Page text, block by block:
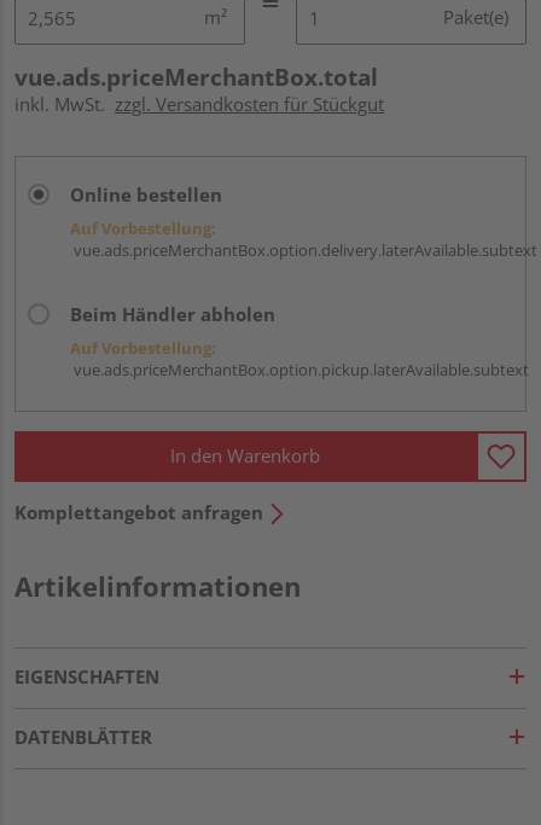
m² Paket(e)
vue.ads.priceMerchantBox.total
inkl. MwSt. zzgl. Versandkosten für Stückgut
Online bestellen
Auf Vorbestellung:
vue.ads.priceMerchantBox.option.delivery.laterAvailable.subtext
Beim Händler abholen
Auf Vorbestellung:
vue.ads.priceMerchantBox.option.pickup.laterAvailable.subtext
In den Warenkorb
Komplettangebot anfragen
Artikelinformationen
EIGENSCHAFTEN
DATENBLÄTTER